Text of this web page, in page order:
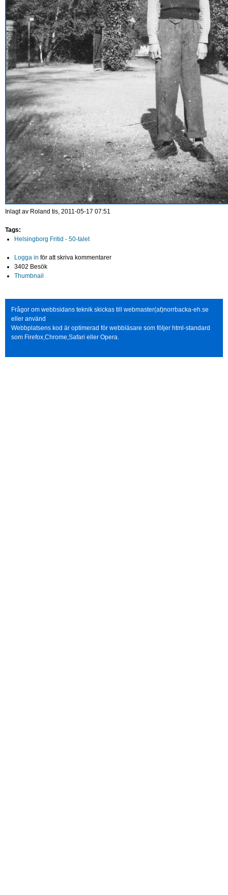
Inlagt av Roland tis, 2011-05-17 07:51
Tags:
Helsingborg Fritid - 50-talet
Logga in för att skriva kommentarer
3402 Besök
Thumbnail
Frågor om webbsidans teknik skickas till webmaster(at)norrbacka-eh.se
eller använd http://www.norrbacka-eh.se/?q=contact
Webbplatsens kod är optimerad för webbläsare som följer html-standard
som Firefox,Chrome,Safari eller Opera.